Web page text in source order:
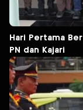
Hari Pertama
PN dan Kajari